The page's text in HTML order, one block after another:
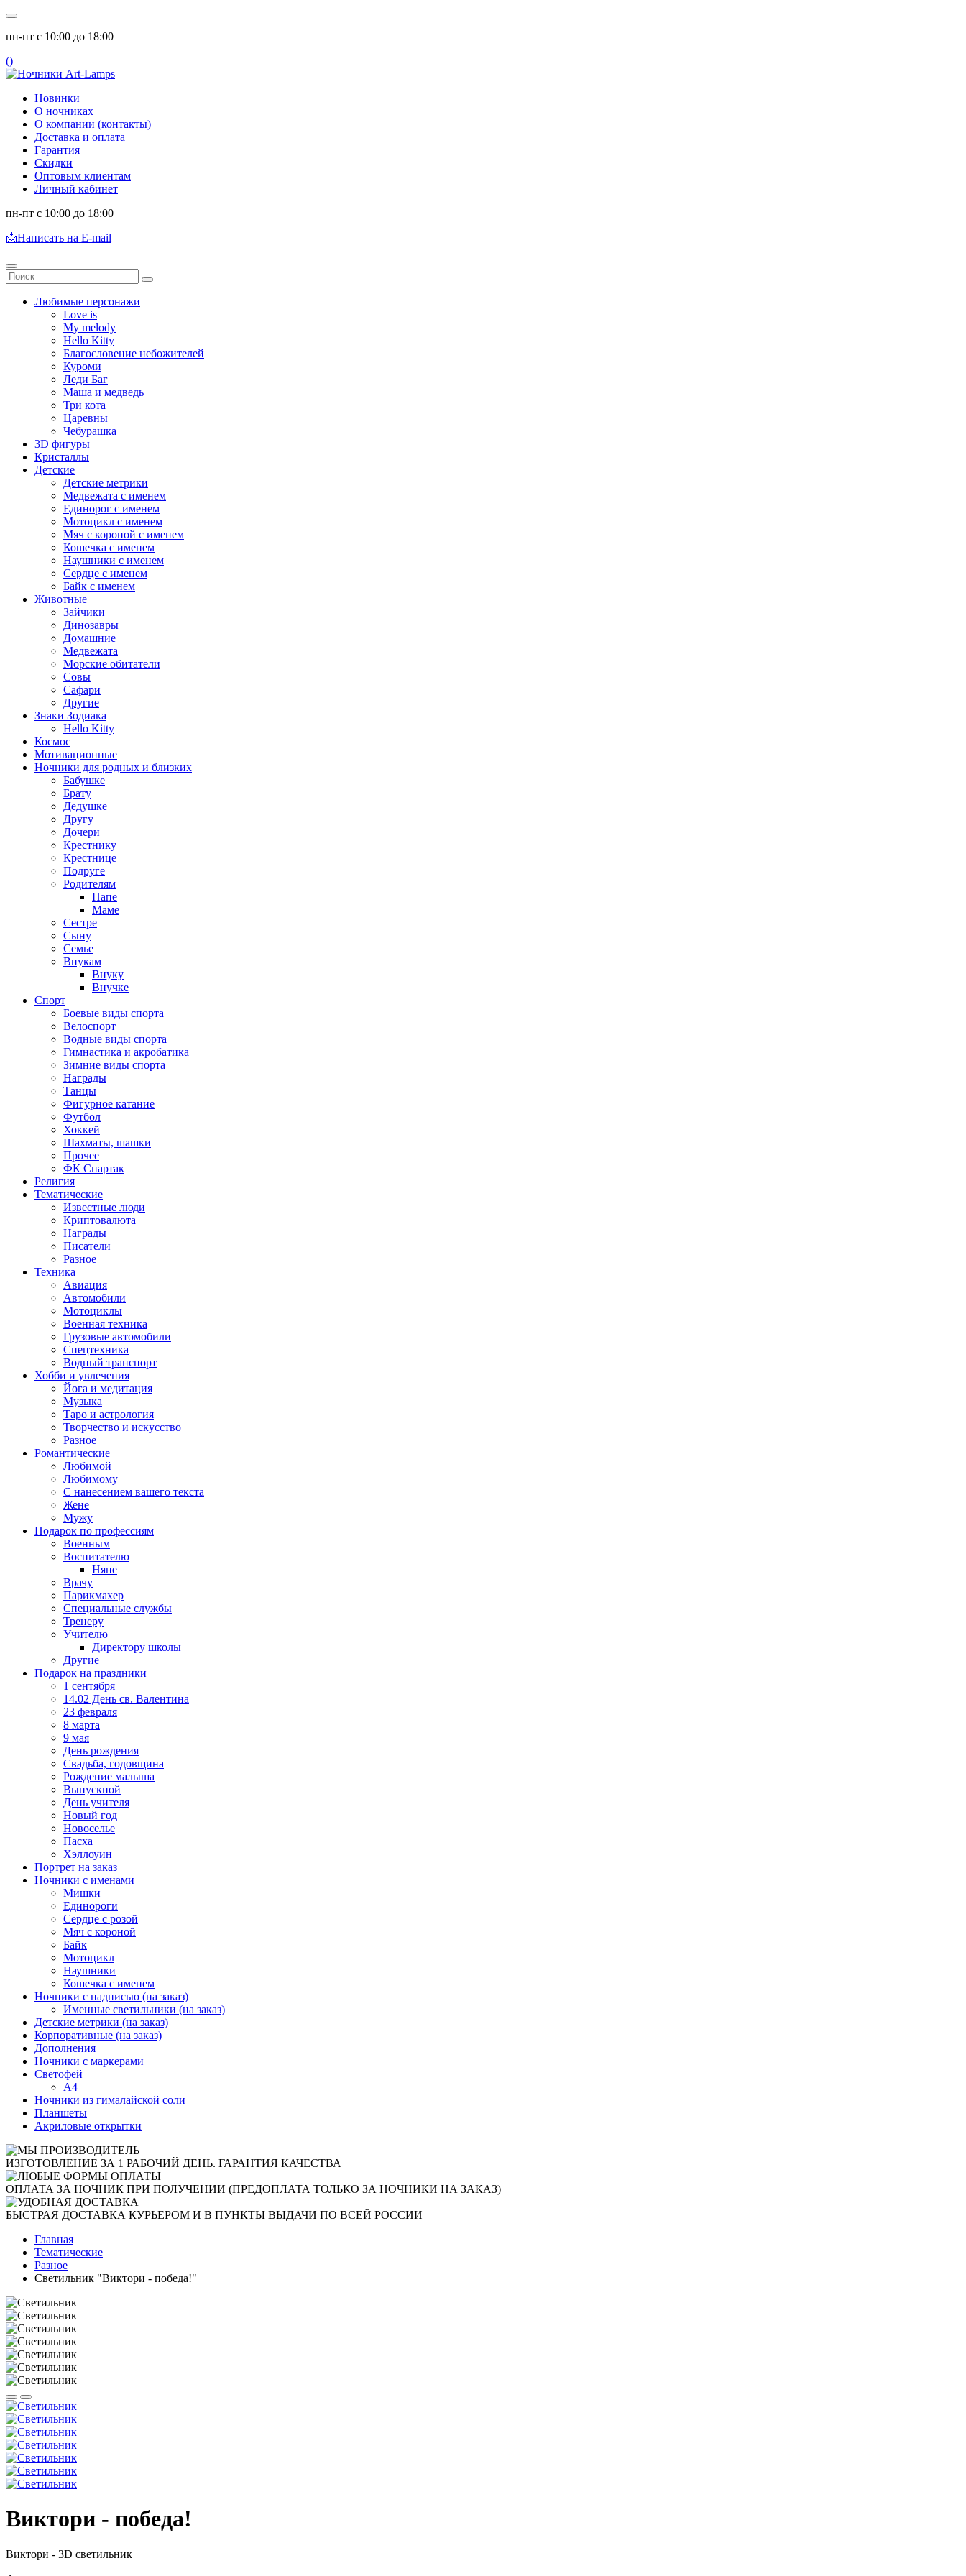
пн-пт с 10:00 до 18:00
()
Новинки
О ночниках
О компании (контакты)
Доставка и оплата
Гарантия
Скидки
Оптовым клиентам
Личный кабинет
пн-пт с 10:00 до 18:00
📩Написать на E-mail
Любимые персонажи
Love is
My melody
Hello Kitty
Благословение небожителей
Куроми
Леди Баг
Маша и медведь
Три кота
Царевны
Чебурашка
3D фигуры
Кристаллы
Детские
Детские метрики
Медвежата с именем
Единорог с именем
Мотоцикл с именем
Мяч с короной с именем
Кошечка с именем
Наушники с именем
Сердце с именем
Байк с именем
Животные
Зайчики
Динозавры
Домашние
Медвежата
Морские обитатели
Совы
Сафари
Другие
Знаки Зодиака
Hello Kitty
Космос
Мотивационные
Ночники для родных и близких
Бабушке
Брату
Дедушке
Другу
Дочери
Крестнику
Крестнице
Подруге
Родителям
Папе
Маме
Сестре
Сыну
Семье
Внукам
Внуку
Внучке
Спорт
Боевые виды спорта
Велоспорт
Водные виды спорта
Гимнастика и акробатика
Зимние виды спорта
Награды
Танцы
Фигурное катание
Футбол
Хоккей
Шахматы, шашки
Прочее
ФК Спартак
Религия
Тематические
Известные люди
Криптовалюта
Награды
Писатели
Разное
Техника
Авиация
Автомобили
Мотоциклы
Военная техника
Грузовые автомобили
Спецтехника
Водный транспорт
Хобби и увлечения
Йога и медитация
Музыка
Таро и астрология
Творчество и искусство
Разное
Романтические
Любимой
Любимому
С нанесением вашего текста
Жене
Мужу
Подарок по профессиям
Военным
Воспитателю
Няне
Врачу
Парикмахер
Специальные службы
Тренеру
Учителю
Директору школы
Другие
Подарок на праздники
1 сентября
14.02 День св. Валентина
23 февраля
8 марта
9 мая
День рождения
Свадьба, годовщина
Рождение малыша
Выпускной
День учителя
Новый год
Новоселье
Пасха
Хэллоуин
Портрет на заказ
Ночники с именами
Мишки
Единороги
Сердце с розой
Мяч с короной
Байк
Мотоцикл
Наушники
Кошечка с именем
Ночники с надписью (на заказ)
Именные светильники (на заказ)
Детские метрики (на заказ)
Корпоративные (на заказ)
Дополнения
Ночники с маркерами
Светофей
А4
Ночники из гималайской соли
Планшеты
Акриловые открытки
ИЗГОТОВЛЕНИЕ ЗА 1 РАБОЧИЙ ДЕНЬ. ГАРАНТИЯ КАЧЕСТВА
ОПЛАТА ЗА НОЧНИК ПРИ ПОЛУЧЕНИИ (ПРЕДОПЛАТА ТОЛЬКО ЗА НОЧНИКИ НА ЗАКАЗ)
БЫСТРАЯ ДОСТАВКА КУРЬЕРОМ И В ПУНКТЫ ВЫДАЧИ ПО ВСЕЙ РОССИИ
Главная
Тематические
Разное
Светильник "Виктори - победа!"
Виктори - победа!
Виктори - 3D светильник